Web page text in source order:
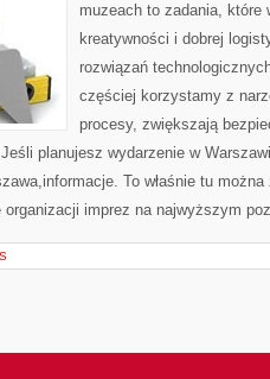
muzeach to zadania, które
kreatywności i dobrej
rozwiązań
częściej korzystamy z
procesy, zwiększają
planujesz wydarzenie w
To właśnie tu
organizacji imprez na najwyższym